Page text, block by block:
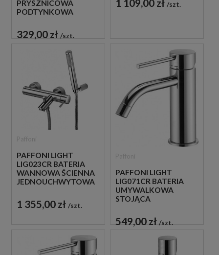
PRYSZNICOWA
PODTYNKOWA
CHROM
329,00 zł szt.
1 109,00 zł szt.
PAFFONI LIGHT
LIG023CR BATERIA
WANNOWA ŚCIENNA
JEDNOUCHWYTOWA
1 355,00 zł szt.
PAFFONI LIGHT
LIG071CR BATERIA
UMYWALKOWA
STOJĄCA
CHROM
549,00 zł szt.